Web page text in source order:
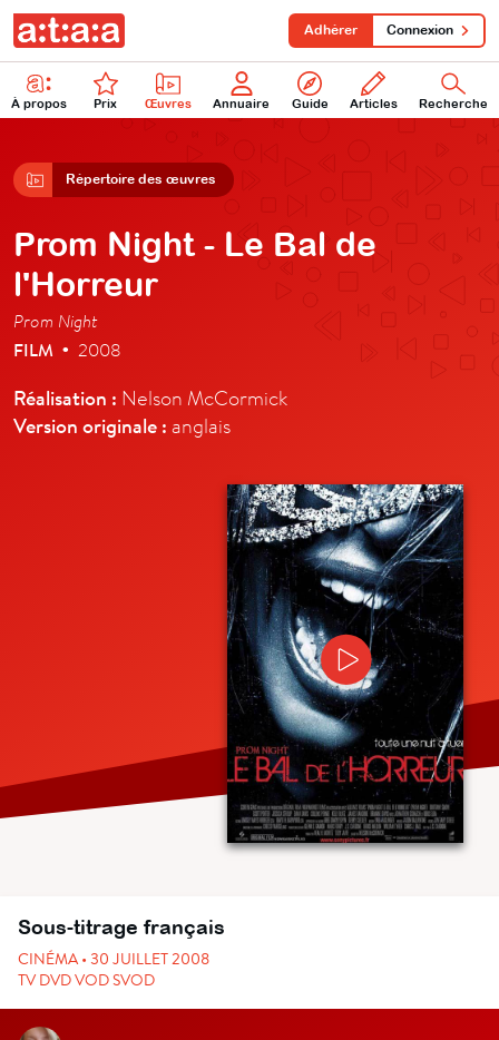
À propos Prix Œuvres Annuaire Guide Articles Recherche
Adhérer Connexion
Répertoire des œuvres
Prom Night - Le Bal de
l'Horreur
Prom Night
FILM • 2008
Réalisation : Nelson McCormick
Version originale : anglais
Sous-titrage français
CINÉMA • 30 JUILLET 2008
TV DVD VOD SVOD